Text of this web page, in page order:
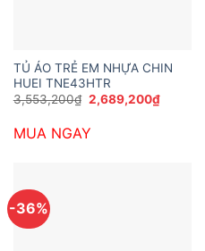
TỦ ÁO TRẺ EM NHỰA CHIN
HUEI TNE43HTR
3,553,200₫ Giá
gốc
3,553,200₫.
2,689,200₫Giá
hiện
MUA NGAY
-36%